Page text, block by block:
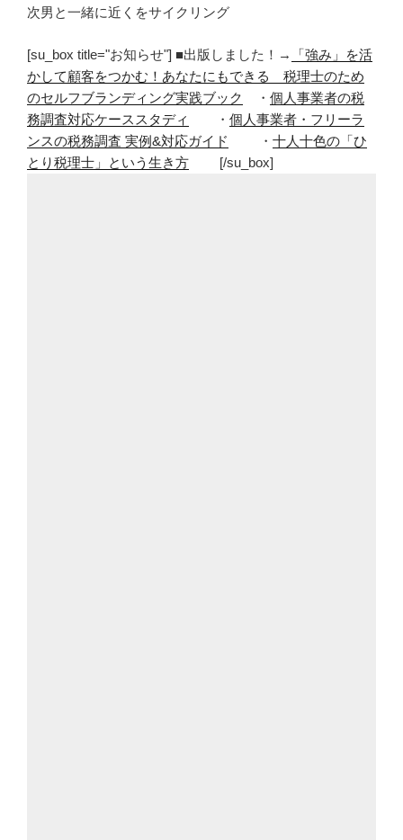
次男と一緒に近くをサイクリング
[su_box title="お知らせ"] ■出版しました！→
「強み」を活
かして顧客をつかむ！あなたにもできる 税理士のため
のセルフブランディング実践ブック
・ 個人事業者の税
務調査対応ケーススタディ
・ 個人事業者・フリーラ
ンスの税務調査 実例&対応ガイド
・ 十人十色の「ひ
とり税理士」という生き方 [/su_box]